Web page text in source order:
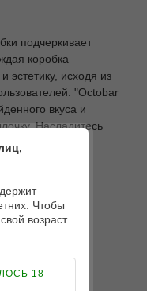
подчеркивает
коробка
эстетику, исходя из
"Octobar
вкуса и
Насладитесь
жидкостью.
Чтобы
возраст
18